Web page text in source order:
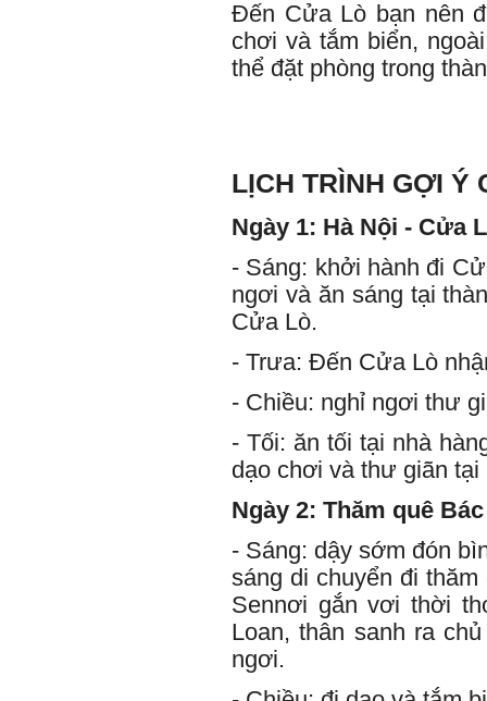
Đến Cửa Lò bạn nên
chơi và tắm biển,
thể đặt phòng trong
LỊCH TRÌNH GỢI Ý
Ngày 1: Hà Nội - Cửa
- Sáng: khởi hành đi
ngơi và ăn sáng tại
Cửa Lò.
- Trưa: Đến Cửa Lò
- Chiều: nghỉ ngơi thư
- Tối: ăn tối tại nhà
dạo chơi và thư giãn
Ngày 2: Thăm quê
- Sáng: dậy sớm đón
sáng di chuyển đi
Sennơi gắn vơi thời
Loan, thân sanh ra
ngơi.